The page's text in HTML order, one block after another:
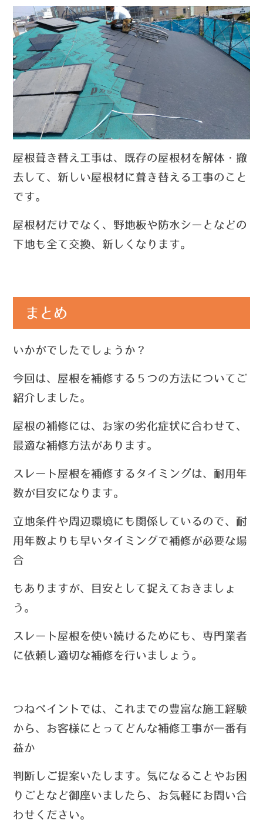
屋根葺き替え工事は、
既存の屋根材を解体・撤
去して、新しい屋根材に葺き替える工事のこと
です。
屋根材だけでなく、野地板や防水シーとなどの
下地も全て交換、新しくなります。
まとめ
いかがでしたでしょうか？
今回は、屋根を補修する５つの方法についてご
紹介しました。
屋根の補修には、お家の劣化症状に合わせて、
最適な補修方法があります。
スレート屋根を補修するタイミングは、耐用年
数が目安になります。
立地条件や周辺環境にも関係しているので、耐
用年数よりも早いタイミングで補修が必要な場
合
もありますが、
目安として捉えておきましょ
う。
スレート屋根を使い続けるためにも、専門業者
に依頼し適切な補修を行いましょう。
つねペイントでは、これまでの豊富な施工経験
から、お客様にとってどんな補修工事が一番有
益か
判断しご提案いたします。 気になることやお困
りごとなど御座いましたら、お気軽にお問い合
わせください。